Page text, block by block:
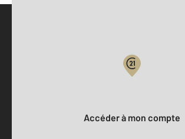
Accéder à mon compte